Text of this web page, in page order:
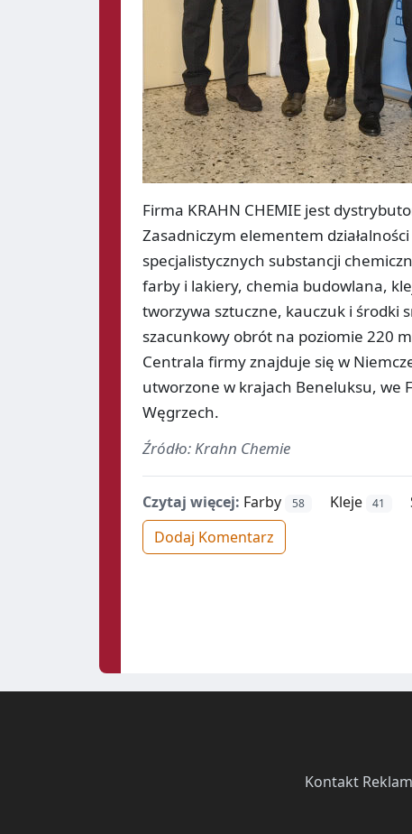
Firma KRAHN CHEMIE jest
Zasadniczym elementem
specjalistycznych substancji
farby i lakiery, chemia budowlana,
tworzywa sztuczne, kauczuk i środki
szacunkowy obrót na poziomie 220
Centrala firmy znajduje się w
utworzone w krajach Beneluksu, we
Węgrzech.
Źródło: Krahn Chemie
Czytaj więcej: Farby 58 Kleje 41
Dodaj Komentarz
Kontakt·